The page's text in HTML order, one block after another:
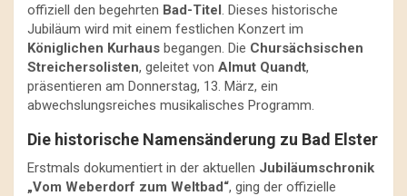
offiziell den begehrten Bad-Titel. Dieses historische
Jubiläum wird mit einem festlichen Konzert im
Königlichen Kurhaus begangen. Die Chursächsischen
Streichersolisten, geleitet von Almut Quandt,
präsentieren am Donnerstag, 13. März, ein
abwechslungsreiches musikalisches Programm.
Die historische Namensänderung zu Bad Elster
Erstmals dokumentiert in der aktuellen Jubiläumschronik
„Vom Weberdorf zum Weltbad“, ging der offizielle